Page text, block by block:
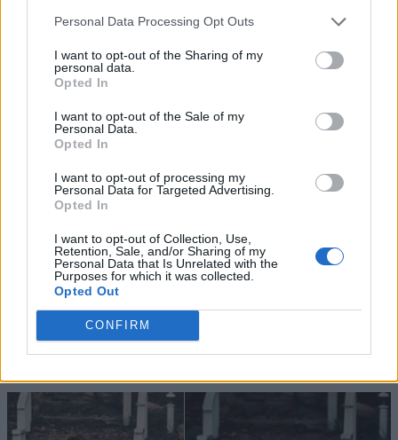
Personal Data Processing Opt Outs
I want to opt-out of the Sharing of my
personal data.
Opted In
I want to opt-out of the Sale of my
Personal Data.
Opted In
I want to opt-out of processing my
Personal Data for Targeted Advertising.
Opted In
I want to opt-out of Collection, Use,
Retention, Sale, and/or Sharing of my
Personal Data that Is Unrelated with the
Purposes for which it was collected.
Opted Out
CONFIRM